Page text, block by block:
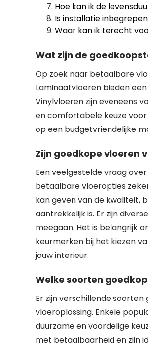
Hoe kan ik de
Is installatie
Waar kan ik terecht
Wat zijn de
Op zoek naar betaalbare
Laminaatvloeren bieden
Vinylvloeren zijn eveneens
en comfortabele keuze voor
op een budgetvriendelijke
Zijn goedkope vloeren
Een veelgestelde vraag
betaalbare vloeropties
kan geven van de kwaliteit,
aantrekkelijk is. Er zijn
meegaan. Het is belangrijk
keurmerken bij het kiezen
jouw interieur.
Welke soorten
Er zijn verschillende
vloeroplossing. Enkele
duurzame en voordelige
met betaalbaarheid en zijn